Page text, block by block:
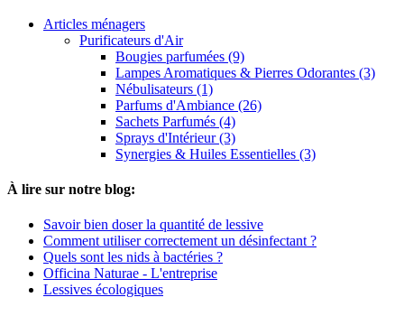
Articles ménagers
Purificateurs d'Air
Bougies parfumées (9)
Lampes Aromatiques & Pierres Odorantes (3)
Nébulisateurs (1)
Parfums d'Ambiance (26)
Sachets Parfumés (4)
Sprays d'Intérieur (3)
Synergies & Huiles Essentielles (3)
À lire sur notre blog:
Savoir bien doser la quantité de lessive
Comment utiliser correctement un désinfectant ?
Quels sont les nids à bactéries ?
Officina Naturae - L'entreprise
Lessives écologiques